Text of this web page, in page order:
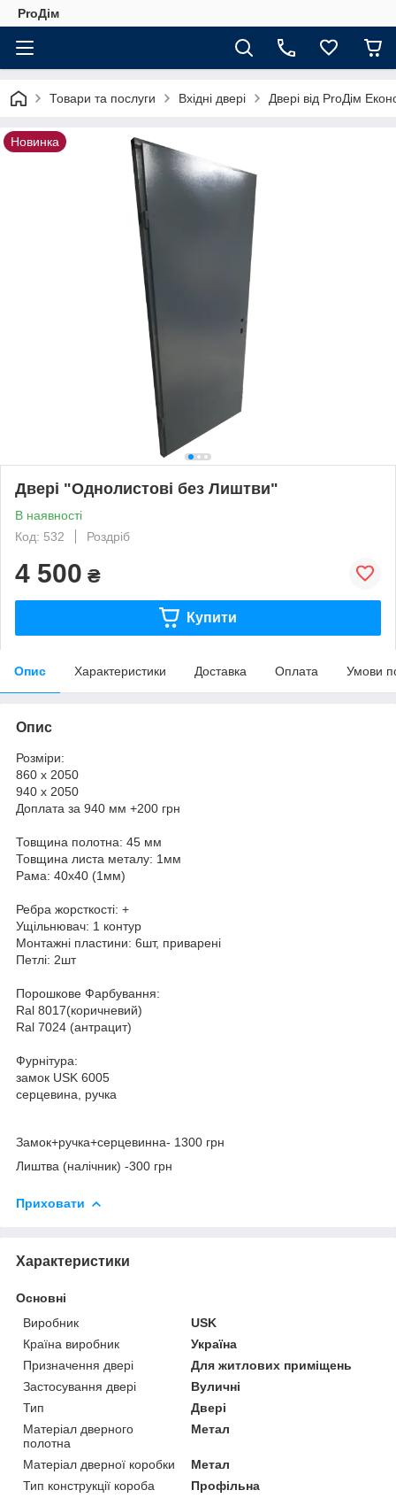
ProДім
Товари та послуги Вхідні двері Двері від ProДім
Новинка
Двері "Однолистові без Лиштви"
В наявності
Код: 532
Роздріб
4 500 ₴
Купити
Опис Характеристики Доставка Оплата Умови
Опис
Розміри:
860 х 2050
940 х 2050
Доплата за 940 мм +200 грн
Товщина полотна: 45 мм
Товщина листа металу: 1мм
Рама: 40х40 (1мм)
Ребра жорсткості: +
Ущільнювач: 1 контур
Монтажні пластини: 6шт, приварені
Петлі: 2шт
Порошкове Фарбування:
Ral 8017(коричневий)
Ral 7024 (антрацит)
Фурнітура:
замок USK 6005
серцевина, ручка
Замок+ручка+серцевинна- 1300 грн
Лиштва (налічник) -300 грн
Приховати
Характеристики
Основні
Виробник
USK
Країна виробник
Україна
Призначення двері
Для житлових приміщень
Застосування двері
Вуличні
Тип
Двері
Матеріал дверного
полотна
Метал
Матеріал дверної коробки
Метал
Тип конструкції короба
Профільна